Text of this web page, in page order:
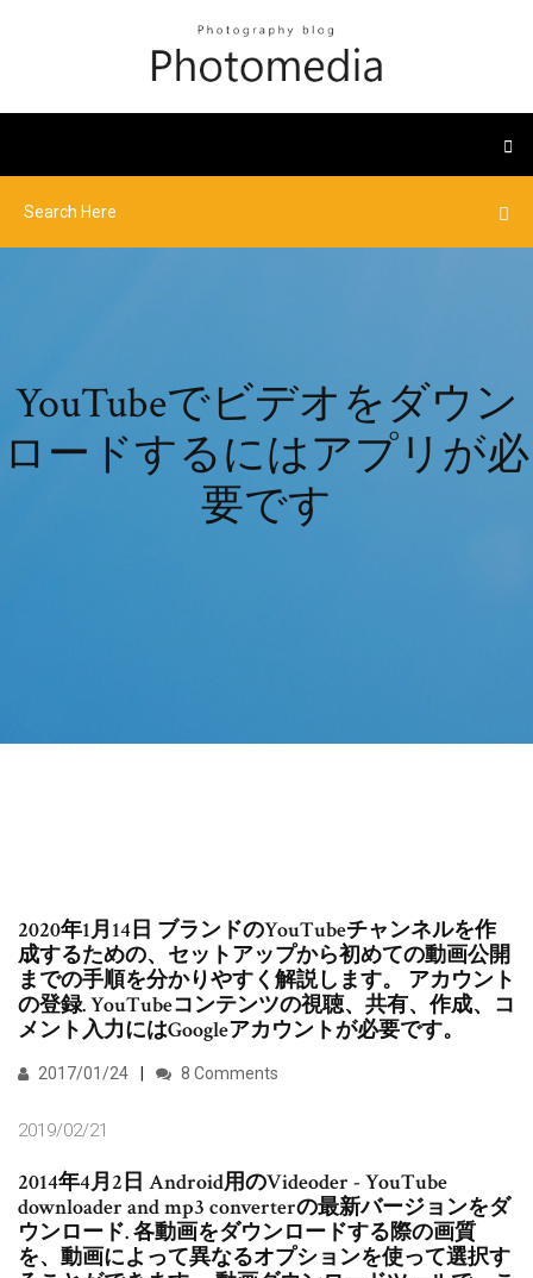
YouTubeでビデオをダウン
ロードするにはアプリが必
要です
2020年1月14日 ブランドのYouTubeチャンネルを作
成するための、セットアップから初めての動画公開
までの手順を分かりやすく解説します。 アカウント
の登録. YouTubeコンテンツの視聴、共有、作成、コ
メント入力にはGoogleアカウントが必要です。
2017/01/24 8 Comments
2019/02/21
2014年4月2日 Android用のVideoder - YouTube
downloader and mp3 converterの最新バージョンをダ
ウンロード. 各動画をダウンロードする際の画質
を、動画によって異なるオプションを使って選択す